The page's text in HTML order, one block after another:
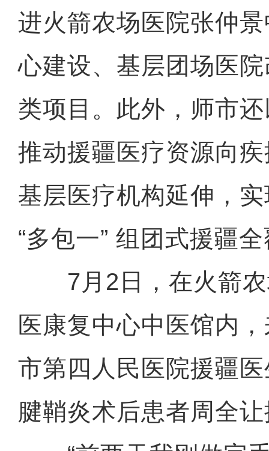
进火箭农场医院张仲
心建设、基层团场医
类项目。此外，师市
推动援疆医疗资源向
基层医疗机构延伸，
“多包一” 组团式援疆
7月2日，在火箭农
医康复中心中医馆内
市第四人民医院援疆
腱鞘炎术后患者周全